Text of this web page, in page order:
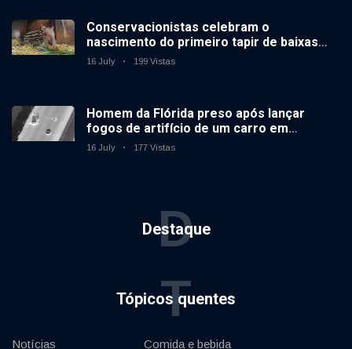
Conservacionistas celebram o
nascimento do primeiro tapir de baixas
terras no zoológico do Reino Unido em 14
16 July 199 Vistas
Homem da Flórida preso após lançar
fogos de artifício de um carro em
movimento
16 July 177 Vistas
Destaque
D
Tópicos quentes
T
Notícias Comida e bebida